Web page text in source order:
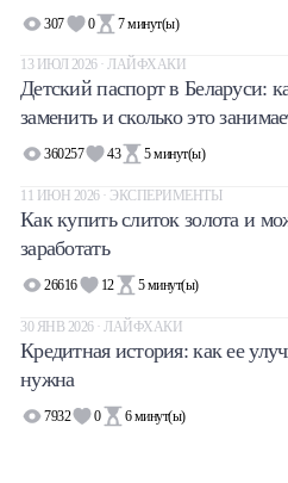
307 0 7минут(ы)
13 ИЮЛ 2026 · ЛАЙФХАКИ
Детский паспорт в Беларуси:
заменить и сколько это
360257 43 5минут(ы)
11 ИЮН 2026 · ЭКСПЕРИМЕНТЫ
Как купить слиток золота и
заработать
26616 12 5минут(ы)
30 ЯНВ 2026 · ЛАЙФХАКИ
Кредитная история: как ее
нужна
7932 0 6 минут(ы)